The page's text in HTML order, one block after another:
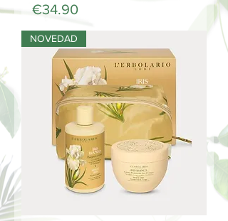
Price
€34.90
NOVEDAD